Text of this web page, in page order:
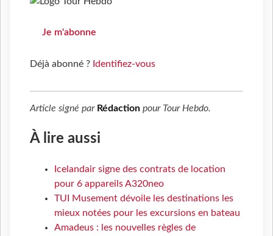
Je m'abonne
Déjà abonné ? Identifiez-vous
Article signé par Rédaction pour Tour Hebdo.
À lire aussi
Icelandair signe des contrats de location
pour 6 appareils A320neo
TUI Musement dévoile les destinations les
mieux notées pour les excursions en bateau
Amadeus : les nouvelles règles de